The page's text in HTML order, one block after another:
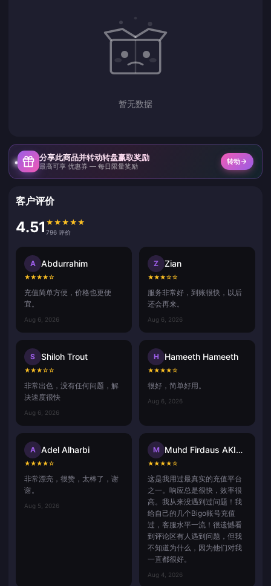
暂无数据
分享此商品并转动转盘赢取奖励
最高可享 优惠券 — 每日限量奖励
转动
客户评价
4.51 ★ ★ ★ ★ ★
796 评价
A Abdurrahim
★★★★☆
充值简单方便，价格也更便
宜。
Aug 6, 2026
Z Zian
★★★☆☆
服务非常好，到账很快，以后
还会再来。
Aug 6, 2026
S Shiloh Trout
★★★☆☆
非常出色，没有任何问题，解
决速度很快
Aug 6, 2026
H Hameeth Hameeth
★★★★☆
很好，简单好用。
Aug 6, 2026
A Adel Alharbi
★★★★☆
非常漂亮，很赞，太棒了，谢
谢。
Aug 5, 2026
M Muhd Firdaus AKIDAD
★★★★☆
这是我用过最真实的充值平台
之一。响应总是很快，效率很
高。我从来没遇到过问题！我
给自己的几个Bigo账号充值
过，客服水平一流！很遗憾看
到评论区有人遇到问题，但我
不知道为什么，因为他们对我
一直都很好。
Aug 4, 2026